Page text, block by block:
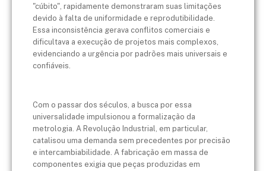
"cúbito", rapidamente demonstraram suas limitações
devido à falta de uniformidade e reprodutibilidade.
Essa inconsistência gerava conflitos comerciais e
dificultava a execução de projetos mais complexos,
evidenciando a urgência por padrões mais universais e
confiáveis.
Com o passar dos séculos, a busca por essa
universalidade impulsionou a formalização da
metrologia. A Revolução Industrial, em particular,
catalisou uma demanda sem precedentes por precisão
e intercambiabilidade. A fabricação em massa de
componentes exigia que peças produzidas em